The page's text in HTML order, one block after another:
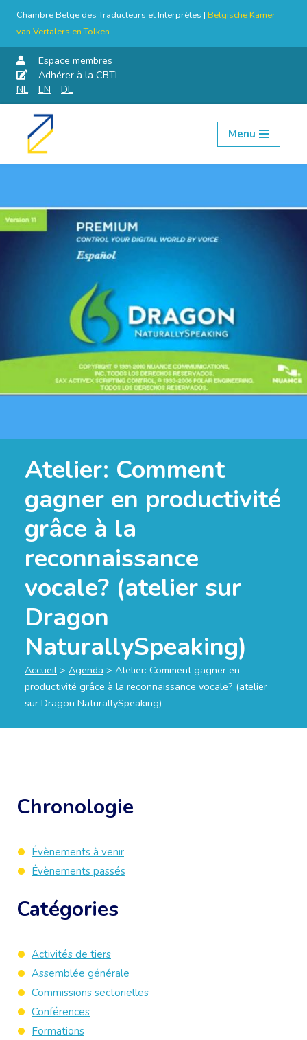
Chambre Belge des Traducteurs et Interprètes | Belgische Kamer
van Vertalers en Tolken
Espace membres
Adhérer à la CBTI
NL
EN DE
Aller
Menu
Atelier: Comment
gagner en productivité
grâce à la
reconnaissance
vocale? (atelier sur
Dragon
NaturallySpeaking)
Accueil > Agenda > Atelier: Comment gagner en
productivité grâce à la reconnaissance vocale? (atelier
sur Dragon NaturallySpeaking)
Chronologie
Évènements à venir
Évènements passés
Catégories
Activités de tiers
Assemblée générale
Commissions sectorielles
Conférences
Formations